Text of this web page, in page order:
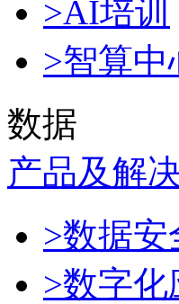
>AI培训
>智算中
数据
产品及解
>数据安
>数字化